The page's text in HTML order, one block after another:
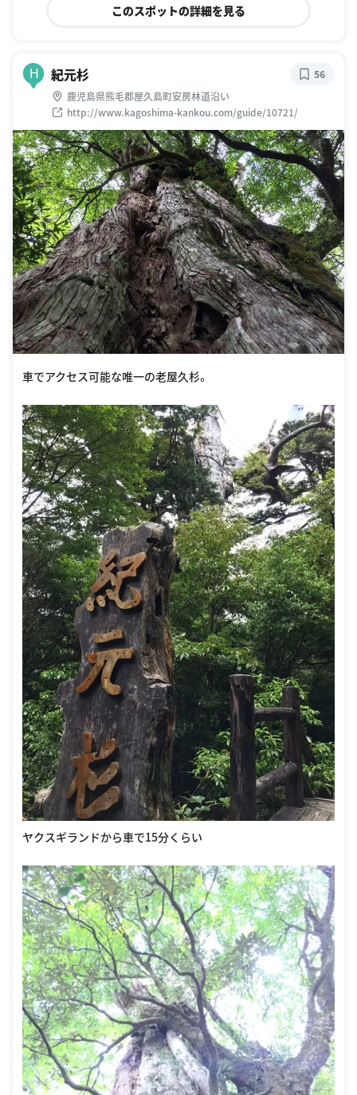
このスポットの詳細を見る
H 紀元杉
鹿児島県熊毛郡屋久島町安房林道沿い
http://www.kagoshima-kankou.com/guide/10721/
56
車でアクセス可能な唯一の老屋久杉。
ヤクスギランドから車で15分くらい